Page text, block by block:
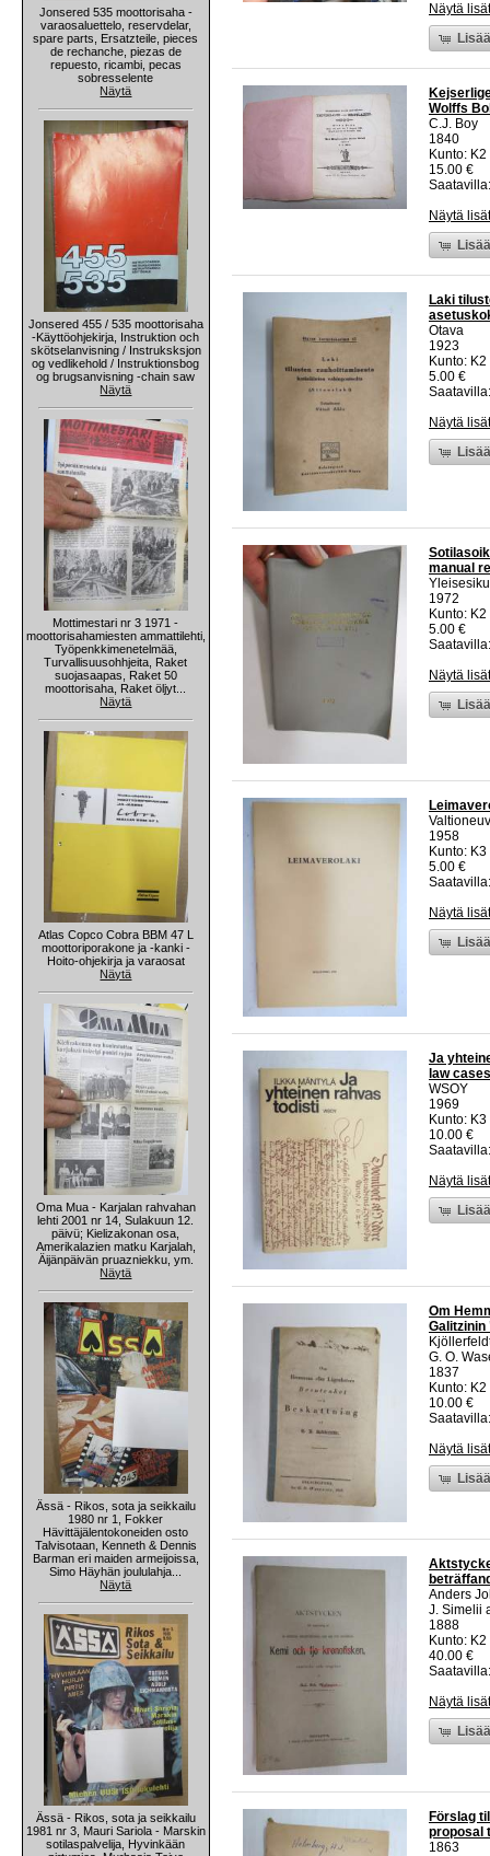
Jonsered 535 moottorisaha -
varaosaluettelo, reservdelar,
spare parts, Ersatzteile, pieces
de rechanche, piezas de
repuesto, ricambi, pecas
sobresselente
Näytä
Jonsered 455 / 535 moottorisaha
-Käyttöohjekirja, Instruktion och
skötselanvisning / Instruksksjon
og vedlikehold / Instruktionsbog
og brugsanvisning -chain saw
Näytä
Mottimestari nr 3 1971 -
moottorisahamiesten ammattilehti,
Työpenkkimenetelmää,
Turvallisuusohhjeita, Raket
suojasaapas, Raket 50
moottorisaha, Raket öljyt...
Näytä
Atlas Copco Cobra BBM 47 L
moottoriporakone ja -kanki -
Hoito-ohjekirja ja varaosat
Näytä
Oma Mua - Karjalan rahvahan
lehti 2001 nr 14, Sulakuun 12.
päivü; Kielizakonan osa,
Amerikalazien matku Karjalah,
Äijänpäivän pruazniekku, ym.
Näytä
Ässä - Rikos, sota ja seikkailu
1980 nr 1, Fokker
Hävittäjälentokoneiden osto
Talvisotaan, Kenneth & Dennis
Barman eri maiden armeijoissa,
Simo Häyhän joululahja...
Näytä
Ässä - Rikos, sota ja seikkailu
1981 nr 3, Mauri Sariola - Marskin
sotilaspalvelija, Hyvinkään
Näytä
Wolffs
C.J. Boy
1840
Kunto:
15.00 €
Näytä
Laki
Otava
1923
Kunto:
5.00 €
Näytä
manual
1972
Kunto:
5.00 €
Näytä
1958
Kunto:
5.00 €
Näytä
Ja
law
WSOY
1969
Kunto:
10.00 €
Näytä
Om
G. O.
1837
Kunto:
10.00 €
Näytä
Anders
J. Simelii
1888
Kunto:
40.00 €
Näytä
Förslag
proposal
1863